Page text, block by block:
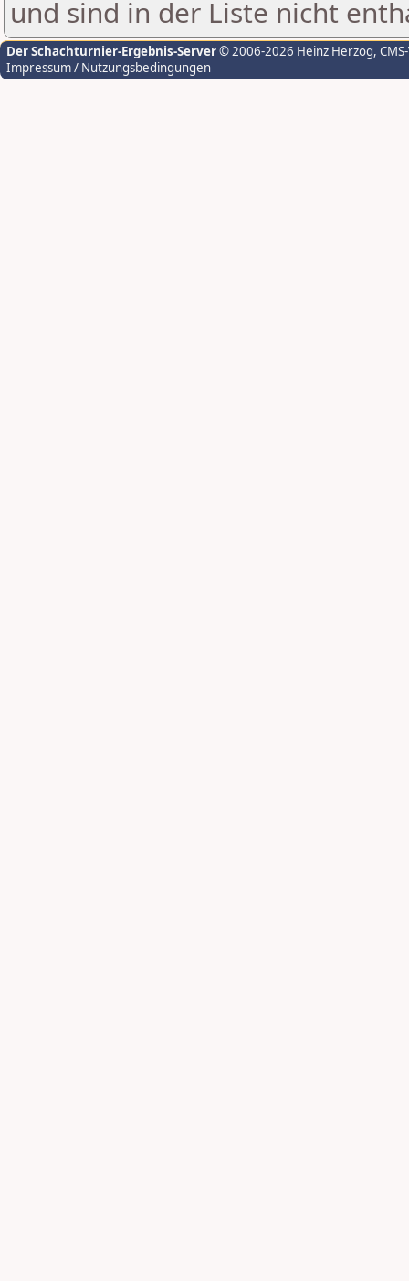
und sind in der Liste nicht
Der Schachturnier-Ergebnis-Server© 2006-2026 Heinz Herzog,
Impressum / Nutzungsbedingungen